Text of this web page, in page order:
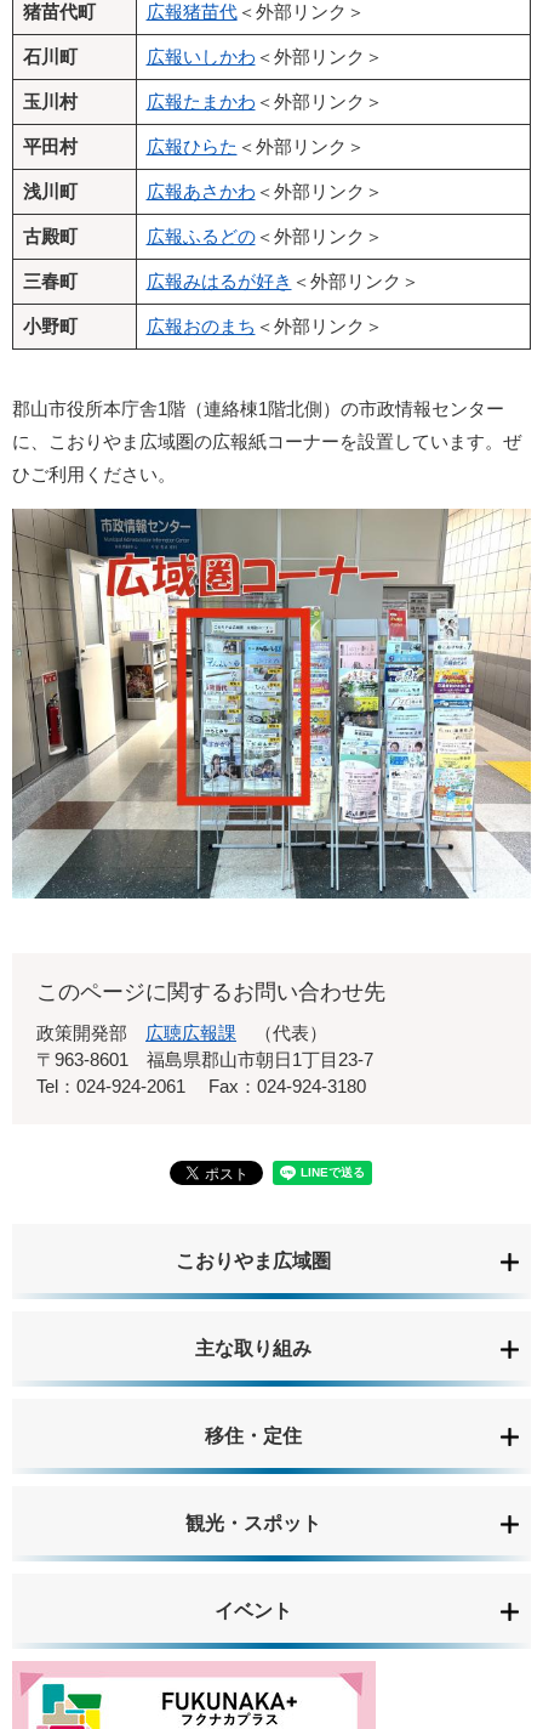
猪苗代町 広報猪苗代＜外部リンク＞
石川町 広報いしかわ ＜外部リンク＞
玉川村 広報たまかわ ＜外部リンク＞
平田村 広報ひらた ＜外部リンク＞
浅川町 広報あさかわ ＜外部リンク＞
古殿町 広報ふるどの＜外部リンク＞
三春町 広報みはるが好き ＜外部リンク＞
小野町 広報おのまち ＜外部リンク＞
郡山市役所本庁舎1階（連絡棟1階北側）の市政情報センター
に、こおりやま広域圏の広報紙コーナーを設置しています。ぜ
ひご利用ください。
このページに関するお問い合わせ先
政策開発部 広聴広報課
代表
〒963-8601
福島県郡山市朝日1丁目23-7
Tel：024-924-2061
Fax：024-924-3180
こおりやま広域圏
主な取り組み
移住・定住
観光・スポット
イベント